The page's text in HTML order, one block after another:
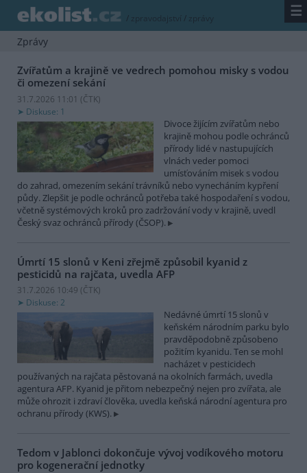
/ zpravodajství / zprávy ☰
Zprávy
Zvířatům a krajině ve vedrech pomohou misky s vodou
či omezení sekání
31.7.2026 11:01 (ČTK)
Diskuse: 1
Divoce žijícím zvířatům nebo
krajině mohou podle ochránců
přírody lidé v nastupujících
vlnách veder pomoci
umísťováním misek s vodou
do zahrad, omezením sekání trávníků nebo vynecháním kypření
půdy. Zlepšit je podle ochránců potřeba také hospodaření s vodou,
včetně systémových kroků pro zadržování vody v krajině, uvedl
Český svaz ochránců přírody (ČSOP).
Úmrtí 15 slonů v Keni zřejmě způsobil kyanid z
pesticidů na rajčata, uvedla AFP
31.7.2026 10:49 (ČTK)
Diskuse: 2
Nedávné úmrtí 15 slonů v
keňském národním parku bylo
pravděpodobně způsobeno
požitím kyanidu. Ten se mohl
nacházet v pesticidech
používaných na rajčata pěstovaná na okolních farmách, uvedla
agentura AFP. Kyanid je přitom nebezpečný nejen pro zvířata, ale
může ohrozit i zdraví člověka, uvedla keňská národní agentura pro
ochranu přírody (KWS).
Tedom v Jablonci dokončuje vývoj vodíkového motoru
pro kogenerační jednotky